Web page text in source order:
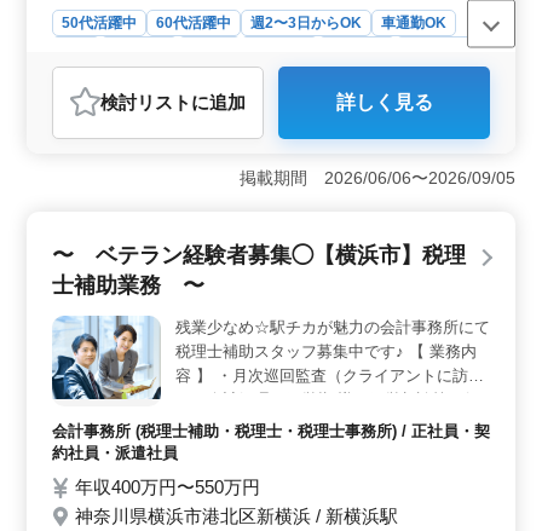
50代活躍中 60代活躍中 週2〜3日からOK
車通勤OK
会計事務所
おすすめポイント
＜業務内容＞ 山形市の税理士事務所で、税理士補助業
務を担当します。得意先への出張や会計帳簿の整理、監
の仕訳入力や試算表の作成、各種申告書の作成なども行
内で、車通勤も可能です。完全週休2日制で、土日祝がし
っかり休めます。年間休日は120日あり、メリハリを持っ
て働ける環境が整っています。長期間働ける職場で、安
定して働きたい方におすすめです。 ＜給与・福利厚
生＞ 年収は300万円から500万円と、安定した収入が期
待できます。実費支給の通勤手当や福利厚生が整ってお
り、安心して働けます。経験を活かして新たなキャリア
検討リスト に追加 詳しく見る
掲載期間 2026/06/06〜2026/09/05
〜 ベテラン経験者募集◯【横浜市】税理
士補助業務 〜
残業少なめ☆駅チカが魅力の会計事務所にて
税理士補助スタッフ募集中です♪ 【 業務内
容 】 ・月次巡回監査（クライアントに訪問
う） ・決算・申告書の作成・各種助成金の
判定・審査・資産税・相続税等の相談対応
ル）業務 等 【 備考 】 ・完全週休2日制 ・
駅徒歩6分（新横浜駅） ・残業少なめ♪ 皆様
会計事務所 (税理士補助・税理士・税理士事務所) / 正社員・契
約社員・派遣社員
年収400万円〜550万円
神奈川県横浜市港北区新横浜 / 新横浜駅